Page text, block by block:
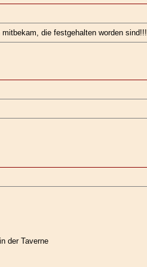
die festgehalten worden sind!!!
der Taverne